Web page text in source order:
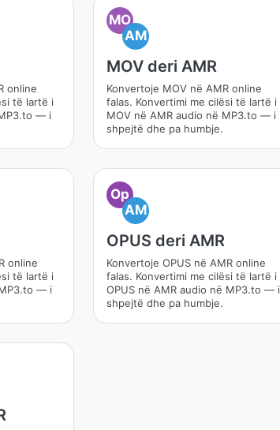
online
të lartë i
— i
MO
AM
MOV deri AMR
Konvertoje MOV në AMR online
falas. Konvertimi me cilësi të lartë i
MOV në AMR audio në MP3.to — i
shpejtë dhe pa humbje.
online
të lartë i
— i
Op
AM
OPUS deri AMR
Konvertoje OPUS në AMR online
falas. Konvertimi me cilësi të lartë i
OPUS në AMR audio në MP3.to — i
shpejtë dhe pa humbje.